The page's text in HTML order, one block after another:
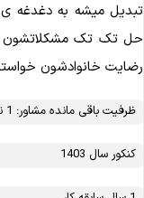
میشه به دغدغه ی
تک تک مشکلاتشون
خانوادشون
ظرفیت باقی مانده مشاور: 1 نفر
کنکور سال 1403